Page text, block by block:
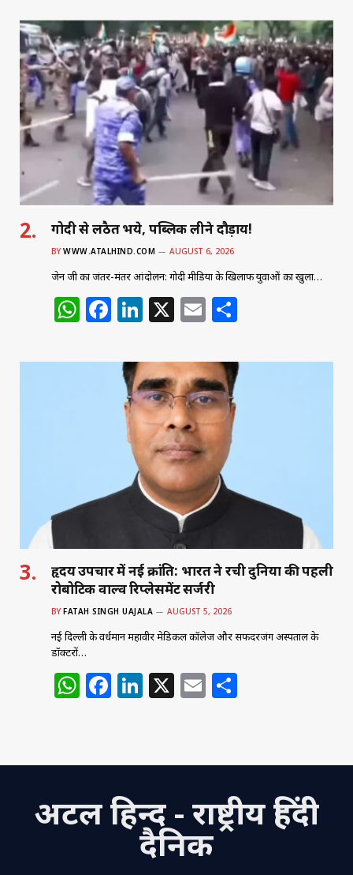
at
s
A
p
p
c
e
b
o
o
k
k
e
dI
n
ai
l
ar
e
गोदी से लठैत भये, पब्लिक लीने दौड़ाय!
BY WWW.ATALHIND.COM AUGUST 6, 2026
जेन जी का जंतर-मंतर आंदोलन: गोदी मीडिया के खिलाफ युवाओं का खुला…
W
at
F
c
e
b
o
k
Li
k
e
dI
n
X E
ai
l
ar
e
हृदय उपचार में नई क्रांति: भारत ने रची दुनिया की पहली
रोबोटिक वाल्व रिप्लेसमेंट सर्जरी
BY FATAH SINGH UAJALA AUGUST 5, 2026
नई दिल्ली के वर्धमान महावीर मेडिकल कॉलेज और सफदरजंग अस्पताल के
डॉक्टरों…
W
s
p
p
F
e
o
o
Li
e
n
X E
l e
अटल हिन्द - राष्ट्रीय हिंदी
दैनिक